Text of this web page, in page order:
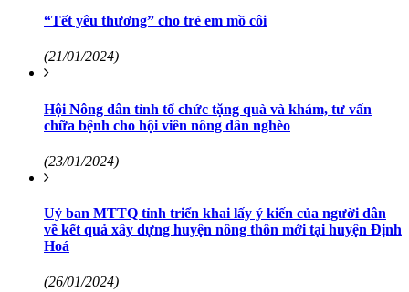
“Tết yêu thương” cho trẻ em mồ côi
(21/01/2024)
Hội Nông dân tỉnh tổ chức tặng quà và khám, tư vấn
chữa bệnh cho hội viên nông dân nghèo
(23/01/2024)
Uỷ ban MTTQ tỉnh triển khai lấy ý kiến của người dân
về kết quả xây dựng huyện nông thôn mới tại huyện Định
Hoá
(26/01/2024)